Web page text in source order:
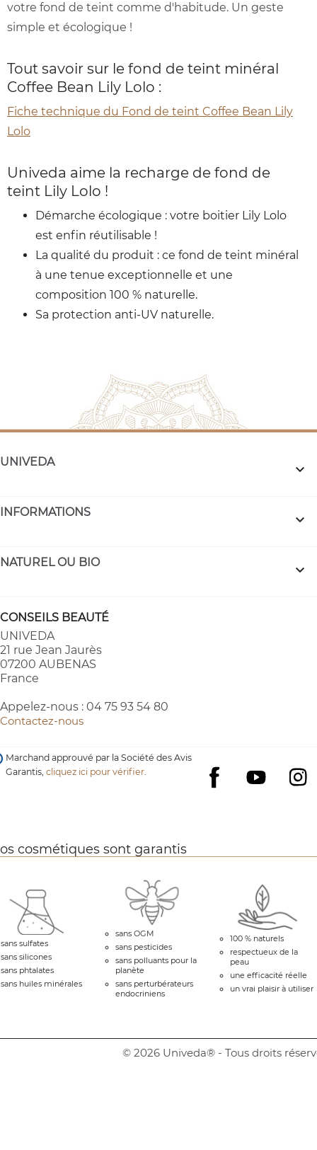
votre fond de teint comme d'habitude. Un geste
simple et écologique !
Tout savoir sur le fond de teint minéral
Coffee Bean Lily Lolo :
Fiche technique du Fond de teint Coffee Bean Lily
Lolo
Univeda aime la recharge de fond de
teint Lily Lolo !
Démarche écologique : votre boitier Lily Lolo
est enfin réutilisable !
La qualité du produit : ce fond de teint minéral
à une tenue exceptionnelle et une
composition 100 % naturelle.
Sa protection anti-UV naturelle.
UNIVEDA 
INFORMATIONS 
NATUREL OU BIO 
CONSEILS BEAUTÉ
UNIVEDA
21 rue Jean Jaurès
07200 AUBENAS
France
Appelez-nous : 04 75 93 54 80
Contactez-nous
Facebook
YouTube
Marchand approuvé par la Société des Avis
Garantis,cliquez ici pour vérifier.
cosmétiques sont garantis
sans sulfates
sans silicones
sans phtalates
sans huiles minérales
sans OGM
sans pesticides
sans polluants pour la
planète
sans perturbérateurs
endocriniens
100 % naturels
respectueux de la
peau
une efficacité réelle
un vrai plaisir à utiliser
© 2026 Univeda® - Tous droits